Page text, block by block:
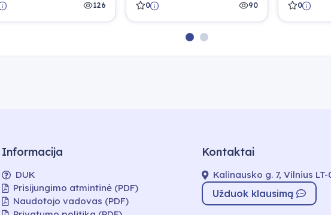
126 0 90 0
Informacija
DUK
Prisijungimo atmintinė (PDF)
Naudotojo vadovas (PDF)
Kontaktai
Kalinausko g. 7, Vilnius LT-
Užduok klausimą